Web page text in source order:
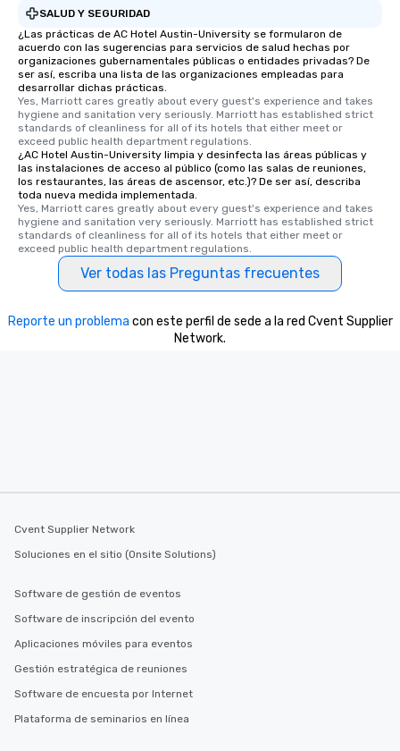
SALUD Y SEGURIDAD
¿Las prácticas de AC Hotel Austin-University se formularon de
acuerdo con las sugerencias para servicios de salud hechas por
organizaciones gubernamentales públicas o entidades privadas? De
ser así, escriba una lista de las organizaciones empleadas para
desarrollar dichas prácticas.
Yes, Marriott cares greatly about every guest's experience and takes
hygiene and sanitation very seriously. Marriott has established strict
standards of cleanliness for all of its hotels that either meet or
exceed public health department regulations.
¿AC Hotel Austin-University limpia y desinfecta las áreas públicas y
las instalaciones de acceso al público (como las salas de reuniones,
los restaurantes, las áreas de ascensor, etc.)? De ser así, describa
toda nueva medida implementada.
Yes, Marriott cares greatly about every guest's experience and takes
hygiene and sanitation very seriously. Marriott has established strict
standards of cleanliness for all of its hotels that either meet or
exceed public health department regulations.
Ver todas las Preguntas frecuentes
Reporte un problema con este perfil de sede a la red Cvent Supplier
Network.
Cvent Supplier Network
Soluciones en el sitio (Onsite Solutions)
Software de gestión de eventos
Software de inscripción del evento
Aplicaciones móviles para eventos
Gestión estratégica de reuniones
Software de encuesta por Internet
Plataforma de seminarios en línea